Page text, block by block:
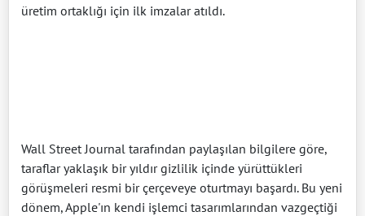
üretim ortaklığı için ilk imzalar atıldı.
Wall Street Journal tarafından paylaşılan bilgilere göre,
taraflar yaklaşık bir yıldır gizlilik içinde yürüttükleri
görüşmeleri resmi bir çerçeveye oturtmayı başardı. Bu yeni
dönem, Apple'ın kendi işlemci tasarımlarından vazgeçtiği